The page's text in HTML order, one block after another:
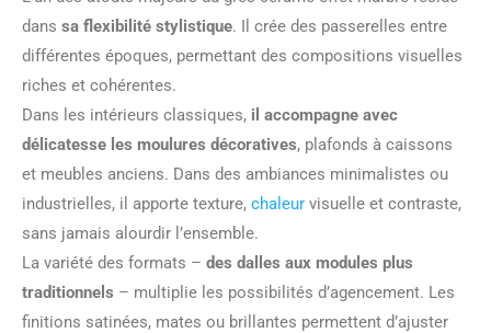
dans sa flexibilité stylistique. Il crée des passerelles entre
différentes époques, permettant des compositions visuelles
riches et cohérentes.
Dans les intérieurs classiques, il accompagne avec
délicatesse les moulures décoratives, plafonds à caissons
et meubles anciens. Dans des ambiances minimalistes ou
industrielles, il apporte texture, chaleur visuelle et contraste,
sans jamais alourdir l’ensemble.
La variété des formats – des dalles aux modules plus
traditionnels – multiplie les possibilités d’agencement. Les
finitions satinées, mates ou brillantes permettent d’ajuster